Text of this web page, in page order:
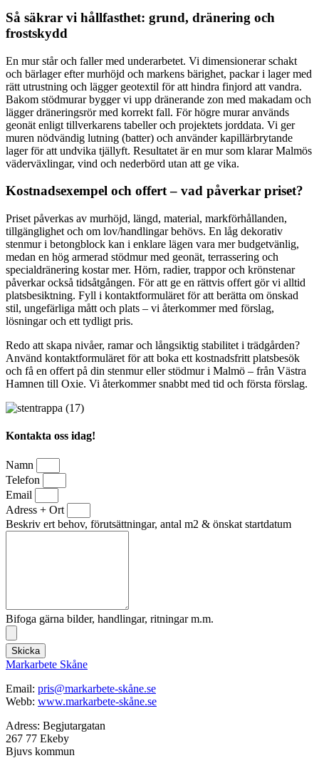
Så säkrar vi hållfasthet: grund, dränering och
frostskydd
En mur står och faller med underarbetet. Vi dimensionerar schakt
och bärlager efter murhöjd och markens bärighet, packar i lager med
rätt utrustning och lägger geotextil för att hindra finjord att vandra.
Bakom stödmurar bygger vi upp dränerande zon med makadam och
lägger dräneringsrör med korrekt fall. För högre murar används
geonät enligt tillverkarens tabeller och projektets jorddata. Vi ger
muren nödvändig lutning (batter) och använder kapillärbrytande
lager för att undvika tjällyft. Resultatet är en mur som klarar Malmös
väderväxlingar, vind och nederbörd utan att ge vika.
Kostnadsexempel och offert – vad påverkar priset?
Priset påverkas av murhöjd, längd, material, markförhållanden,
tillgänglighet och om lov/handlingar behövs. En låg dekorativ
stenmur i betongblock kan i enklare lägen vara mer budgetvänlig,
medan en hög armerad stödmur med geonät, terrassering och
specialdränering kostar mer. Hörn, radier, trappor och krönstenar
påverkar också tidsåtgången. För att ge en rättvis offert gör vi alltid
platsbesiktning. Fyll i kontaktformuläret för att berätta om önskad
stil, ungefärliga mått och plats – vi återkommer med förslag,
lösningar och ett tydligt pris.
Redo att skapa nivåer, ramar och långsiktig stabilitet i trädgården?
Använd kontaktformuläret för att boka ett kostnadsfritt platsbesök
och få en offert på din stenmur eller stödmur i Malmö – från Västra
Hamnen till Oxie. Vi återkommer snabbt med tid och första förslag.
Kontakta oss idag!
Namn
Telefon
Email
Adress + Ort
Beskriv ert behov, förutsättningar, antal m2 & önskat startdatum
Bifoga gärna bilder, handlingar, ritningar m.m.
Skicka
Markarbete Skåne
Email: pris@markarbete-skåne.se
Webb: www.markarbete-skåne.se
Adress: Begjutargatan
267 77 Ekeby
Bjuvs kommun